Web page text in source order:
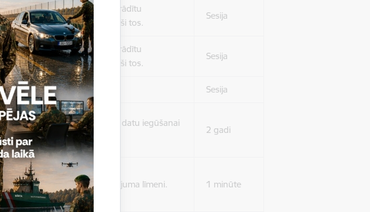
lai visiem lietotājiem nerādītu
kad viņi ir izlasījuši un aizvēruši tos.
Sesija
lai visiem lietotājiem nerādītu
kad viņi ir izlasījuši un aizvēruši tos.
Sesija
modālais logs. Sesija
kas tiek izmantots statistisko datu iegūšanai
izmanto vietni.
2 gadi
lai samazinātu pieprasījuma līmeni. 1 minūte